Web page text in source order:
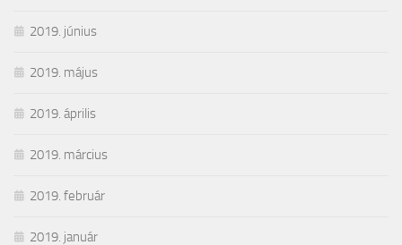
2019. június
2019. május
2019. április
2019. március
2019. február
2019. január